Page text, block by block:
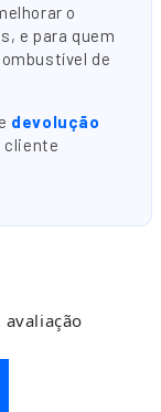
o
e para quem
de
devolução
cliente